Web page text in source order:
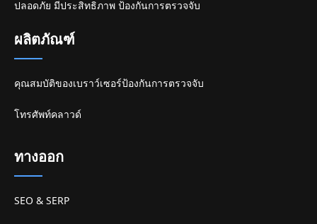
ปลอดภัย มีประสิทธิภาพ ป้องกันการตรวจจับ
ผลิตภัณฑ์
คุณสมบัติของเบราว์เซอร์ป้องกันการตรวจจับ
โทรศัพท์คลาวด์
ทางออก
SEO & SERP